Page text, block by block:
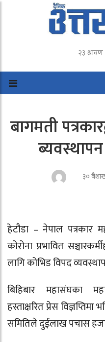
२३
बागमती
३०
हेटौडा – नेपाल पत्रकार
कोरोना प्रभावित
लागि कोभिड विपद
बिहिबार महासंघका
हस्ताक्षरित प्रेस
समितिले दुईलाख पचास